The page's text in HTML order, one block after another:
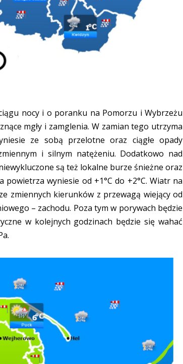
nocy i o poranku na Pomorzu i Wybrzeżu
mgły i zamglenia. W zamian tego utrzyma
ze sobą przelotne oraz ciągłe opady
i silnym natężeniu. Dodatkowo nad
są też lokalne burze śnieżne oraz
wyniesie od +1°C do +2°C. Wiatr na
zmiennych kierunków z przewagą wiejący od
– zachodu. Poza tym w porywach będzie
w kolejnych godzinach będzie się wahać